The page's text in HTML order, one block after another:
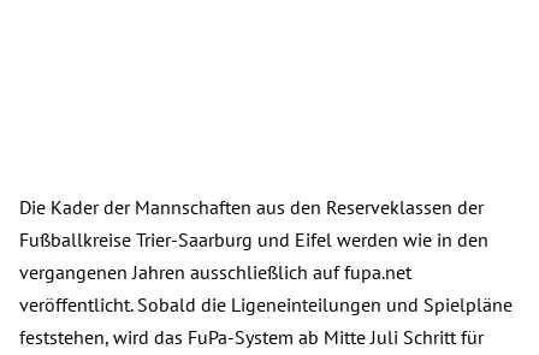
Die Kader der Mannschaften aus den Reserveklassen der
Fußballkreise Trier-Saarburg und Eifel werden wie in den
vergangenen Jahren ausschließlich auf fupa.net
veröffentlicht. Sobald die Ligeneinteilungen und Spielpläne
feststehen, wird das FuPa-System ab Mitte Juli Schritt für